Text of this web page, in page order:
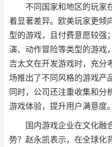
不同国家和地区的玩家
着显著差异。欧美玩家更倾
型的游戏，且付费意愿较强
演、动作冒险等类型的游戏
吉太文在开发游戏时，充分
场推出了不同风格的游戏产
同时，公司还注重收集和分
游戏体验，提升用户满意度。
国内游戏企业在文化融
势？赵永凯表示，在全球化